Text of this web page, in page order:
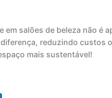
em salões de beleza não é
reduzindo custos
mais sustentável!